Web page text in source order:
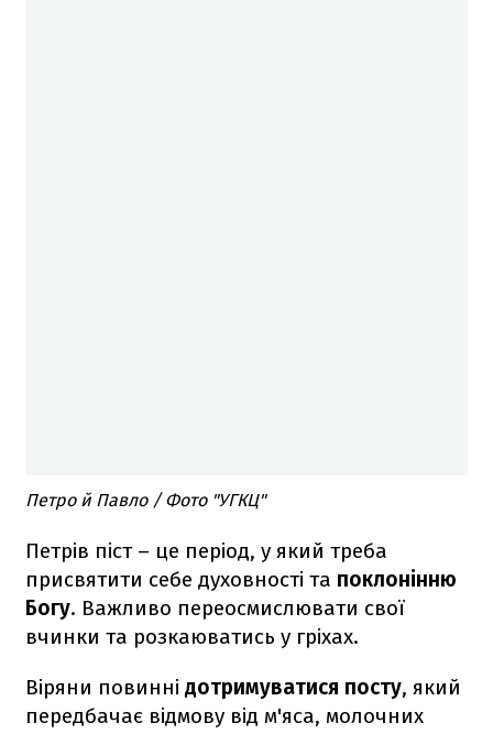
Петро й Павло / Фото "УГКЦ"
Петрів піст – це період, у який треба
присвятити себе духовності та поклонінню
Богу. Важливо переосмислювати свої
вчинки та розкаюватись у гріхах.
Віряни повинні дотримуватися посту, який
передбачає відмову від м'яса, молочних